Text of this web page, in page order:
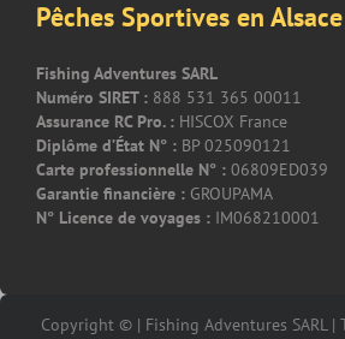
Pêches Sportives en
Fishing Adventures SARL
Numéro SIRET : 888 531 365 00011
Assurance RC Pro. : HISCOX France
Diplôme d’État N° : BP 025090121
Carte professionnelle N° : 06809ED039
Garantie financière : GROUPAMA
N° Licence de voyages : IM068210001
Copyright © | Fishing Adventures SARL |